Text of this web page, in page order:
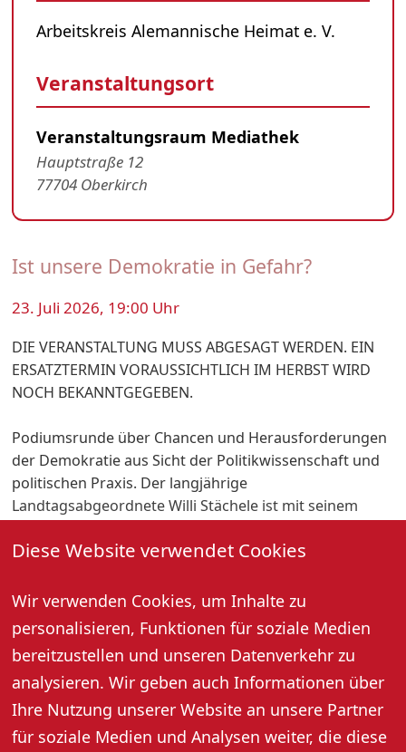
Diese Website verwendet Cookies
Wir verwenden Cookies, um Inhalte zu
personalisieren, Funktionen für soziale Medien
bereitzustellen und unseren Datenverkehr zu
analysieren. Wir geben auch Informationen über
Ihre Nutzung unserer Website an unsere Partner
für soziale Medien und Analysen weiter, die diese
Ist unsere Demokratie in Gefahr?
23. Juli 2026, 19:00 Uhr
DIE VERANSTALTUNG MUSS ABGESAGT WERDEN. EIN
ERSATZTERMIN VORAUSSICHTLICH IM HERBST WIRD
NOCH BEKANNTGEGEBEN.
Podiumsrunde über Chancen und Herausforderungen
der Demokratie aus Sicht der Politikwissenschaft und
politischen Praxis. Der langjährige
Landtagsabgeordnete Willi Stächele ist mit seinem
und Minister ein „Demokrat aus der Praxis“ wie kaum
Freiburger Außenstelle der Landeszentrale für
politische Bildung, bereichert die Diskussion als
„Demokrat aus der Theorie“. Ergänzt wird die Runde
durch zwei Vertreterinnen der jungen Generation.
Eintritt frei!
Arbeitskreis Alemannische Heimat e. V.
Veranstaltungsort
Veranstaltungsraum Mediathek
Hauptstraße 12
77704 Oberkirch